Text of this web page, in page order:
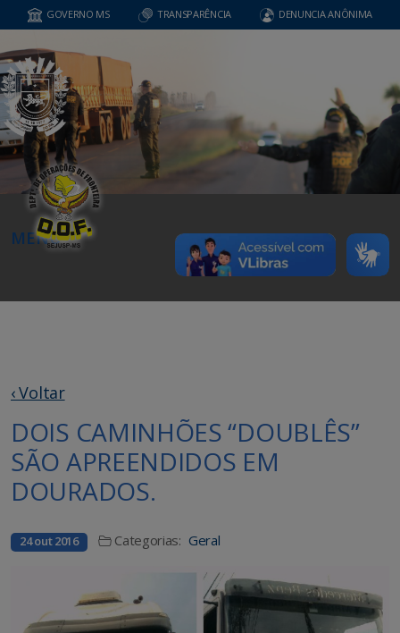
GOVERNO MS TRANSPARÊNCIA DENUNCIA ANÔNIMA
MENU
‹ Voltar
DOIS CAMINHÕES “DOUBLÊS”
SÃO APREENDIDOS EM
DOURADOS.
24 out 2016 Categorias: Geral